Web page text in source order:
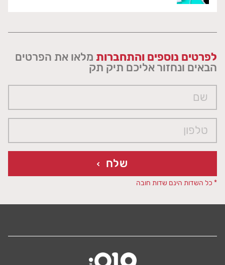
לפרטים נוספים והתחברות מלאו את הפרטים
הבאים ונחזור אליכם תיק תק
שלח
* כל השדות הינם שדות חובה